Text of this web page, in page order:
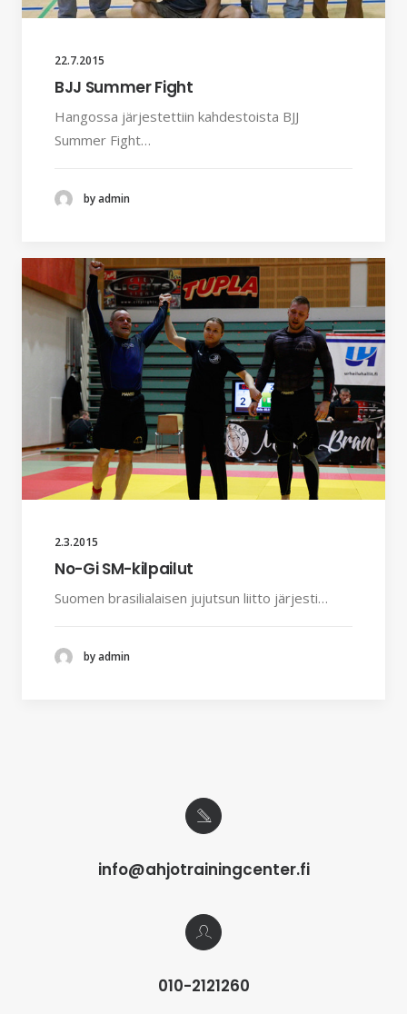
22.7.2015
BJJ Summer Fight
Hangossa järjestettiin kahdestoista BJJ
Summer Fight…
by admin
2.3.2015
No-Gi SM-kilpailut
Suomen brasilialaisen jujutsun liitto järjesti…
by admin
info@ahjotrainingcenter.fi
010-2121260